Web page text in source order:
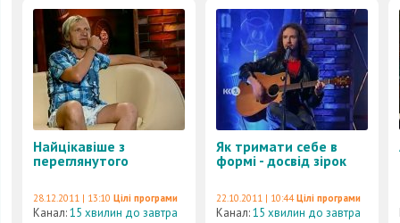
Найцікавіше з
переглянутого
28.12.2011 | 13:10 Цілі програми
Канал:15 хвилин до завтра
Як тримати себе в
формі - досвід зірок
22.10.2011 | 10:44 Цілі програми
Канал:15 хвилин до завтра